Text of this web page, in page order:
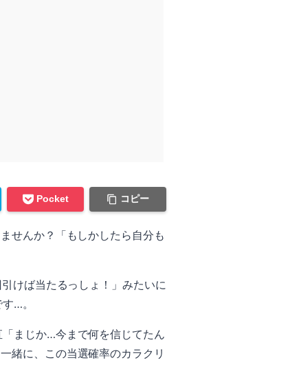
Pocket コピー
せんか？「もしかしたら自分も
けば当たるっしょ！」みたいに
…。
まじか…今まで何を信じてたん
緒に、この当選確率のカラクリ